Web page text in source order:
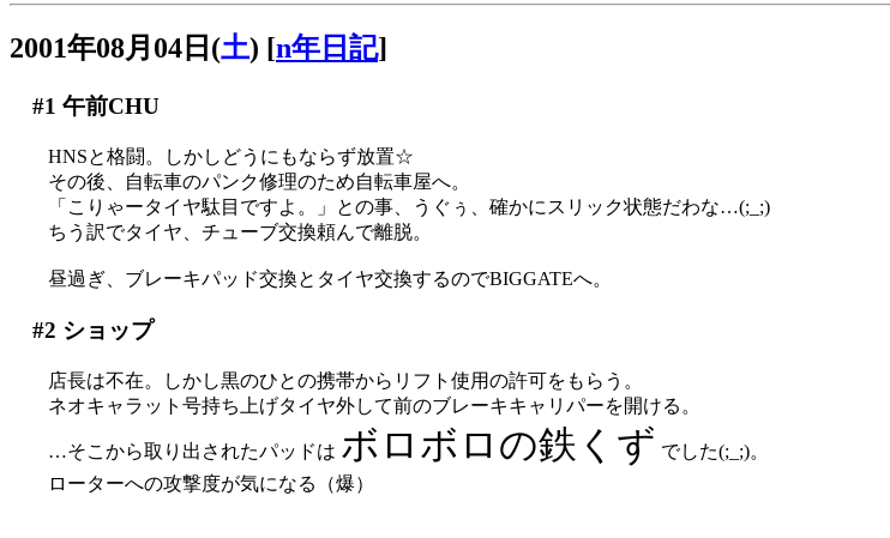
2001年08月04日(土) [n年日記]
#1 午前CHU
HNSと格闘。しかしどうにもならず放置☆
その後、自転車のパンク修理のため自転車屋へ。
「こりゃータイヤ駄目ですよ。」との事、うぐぅ、確かにスリック状態だわな…(;_;)
ちう訳でタイヤ、チューブ交換頼んで離脱。
昼過ぎ、ブレーキパッド交換とタイヤ交換するのでBIGGATEへ。
#2 ショップ
店長は不在。しかし黒のひとの携帯からリフト使用の許可をもらう。
ネオキャラット号持ち上げタイヤ外して前のブレーキキャリパーを開ける。
…そこから取り出されたパッドは ボロボロの鉄くず でした(;_;)。
ローターへの攻撃度が気になる（爆）